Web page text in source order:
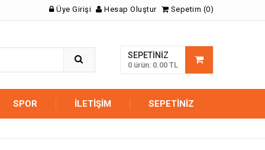
Üye Girişi Hesap Oluştur Sepetim (0)
SEPETINIZ
0 ürün: 0.00 TL
SPOR İLETIŞIM SEPETINIZ